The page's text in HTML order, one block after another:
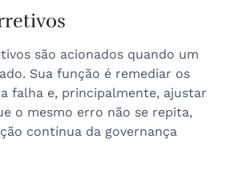
são acionados quando um
Sua função é remediar os
falha e, principalmente, ajustar
o mesmo erro não se repita,
contínua da governança